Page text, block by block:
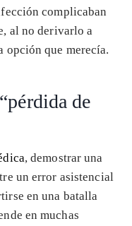
complicaban
al no derivarlo a
opción que merecía.
de
, demostrar una
un error asistencial
en una batalla
en muchas